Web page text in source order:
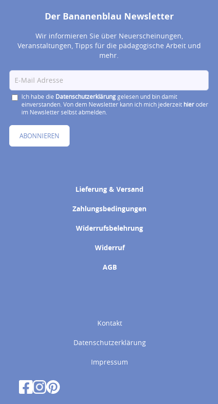
Der Bananenblau Newsletter
Wir informieren Sie über Neuerscheinungen,
Veranstaltungen, Tipps für die pädagogische Arbeit und
mehr.
Ich habe die Datenschutzerklärunggelesen und bin damit
einverstanden. Von dem Newsletter kann ich mich jederzeit hieroder
im Newsletter selbst abmelden.
ABONNIEREN
Lieferung & Versand
Zahlungsbedingungen
Widerrufsbelehrung
Widerruf
AGB
Kontakt
Datenschutzerklärung
Impressum